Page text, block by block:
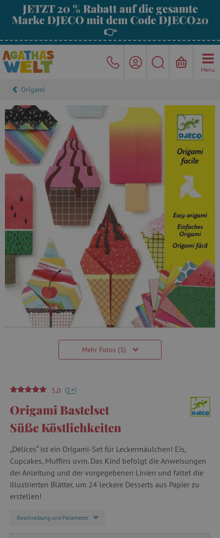
JETZT 20 % Rabatt auf die gesamte
Marke DJECO mit dem Code DJECO20
👉
Menu
Origami
Mehr Fotos (3)
5,0 (1+)
Origami Bastelset
Süße Köstlichkeiten
„Délices“ ist ein Origami-Set für Leckermäulchen! Eis,
Cupcakes, Muffins uvm. Das Kind befolgt die Anweisungen
der Anleitung und der vorgegebenen Linien und faltet die
illustrierten Blätter, um 24 leckere Desserts aus Papier zu
erstellen!
Beschreibung und Parameter